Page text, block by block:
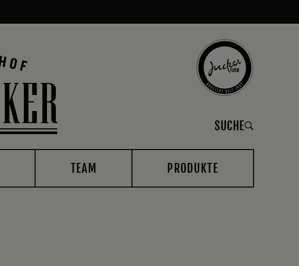
SUCHE
TEAM PRODUKTE